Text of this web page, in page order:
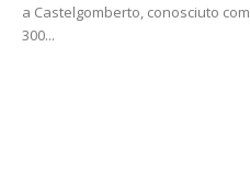
a Castelgomberto, conosciuto
300...